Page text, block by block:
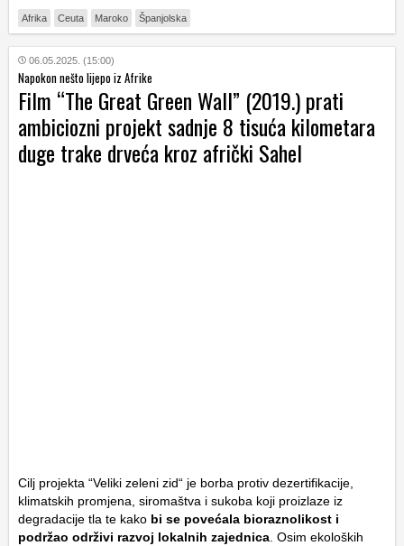
Afrika Ceuta Maroko Španjolska
06.05.2025. (15:00)
Napokon nešto lijepo iz Afrike
Film “The Great Green Wall” (2019.) prati
ambiciozni projekt sadnje 8 tisuća kilometara
duge trake drveća kroz afrički Sahel
Cilj projekta “Veliki zeleni zid“ je borba protiv dezertifikacije,
klimatskih promjena, siromaštva i sukoba koji proizlaze iz
degradacije tla te kako bi se povećala bioraznolikost i
podržao održivi razvoj lokalnih zajednica . Osim ekoloških